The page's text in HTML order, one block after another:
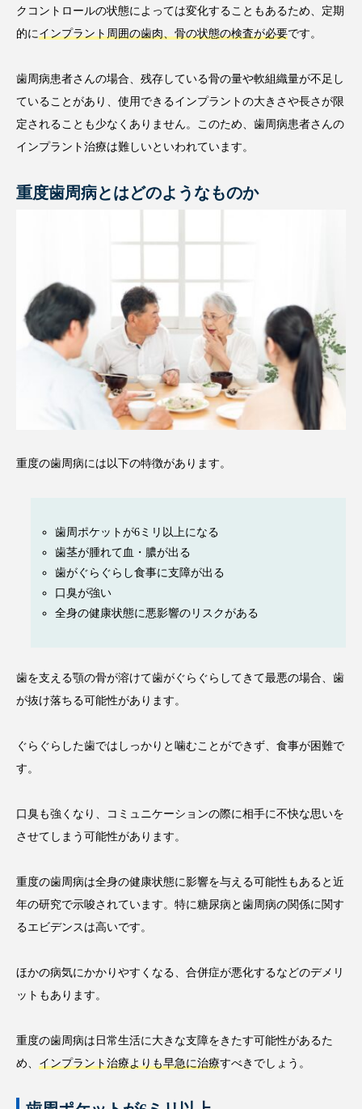
クコントロールの状態によっては変化することもあるため、定期
的に インプラント周囲の歯肉、骨の状態の検査が必要です。
歯周病患者さんの場合、残存している骨の量や軟組織量が不足し
ていることがあり、使用できるインプラントの大きさや長さが限
定されることも少なくありません。このため、歯周病患者さんの
インプラント治療は難しいといわれています。
重度歯周病とはどのようなものか
重度の歯周病には以下の特徴があります。
歯周ポケットが6ミリ以上になる
歯茎が腫れて血・膿が出る
歯がぐらぐらし食事に支障が出る
口臭が強い
全身の健康状態に悪影響のリスクがある
歯を支える顎の骨が溶けて歯がぐらぐらしてきて最悪の場合、歯
が抜け落ちる可能性があります。
ぐらぐらした歯ではしっかりと噛むことができず、食事が困難で
す。
口臭も強くなり、コミュニケーションの際に相手に不快な思いを
させてしまう可能性があります。
重度の歯周病は全身の健康状態に影響を与える可能性もあると近
年の研究で示唆されています。特に糖尿病と歯周病の関係に関す
るエビデンスは高いです。
ほかの病気にかかりやすくなる、合併症が悪化するなどのデメリ
ットもあります。
重度の歯周病は日常生活に大きな支障をきたす可能性があるた
め、 インプラント治療よりも早急に治療すべきでしょう。